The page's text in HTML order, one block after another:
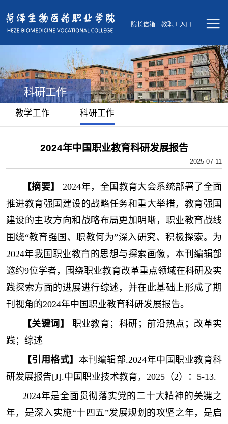
院长信箱 教职工入口
科研工作
教学工作 科研工作
2024年中国职业教育科研发展报告
2025-07-11
【摘要】2024年，全国教育大会系统部署了全面
推进教育强国建设的战略任务和重大举措，教育强国
建设的主攻方向和战略布局更加明晰，职业教育战线
围绕“教育强国、职教何为”深入研究、积极探索。为
2024年我国职业教育的思想与探索画像，本刊编辑部
邀约9位学者，围绕职业教育改革重点领域在科研及实
践探索方面的进展进行综述，并在此基础上形成了期
刊视角的2024年中国职业教育科研发展报告。
【关键词】
职业教育；科研；前沿热点；改革实
践；综述
【引用格式】 本刊编辑部.2024年中国职业教育科
研发展报告[J].中国职业技术教育，2025（2）：5-13.
2024年是全面贯彻落实党的二十大精神的关键之
年，是深入实施“十四五”发展规划的攻坚之年，是启